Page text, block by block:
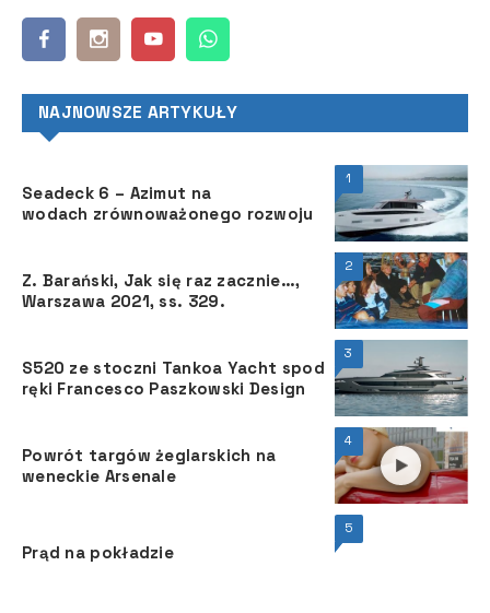
NAJNOWSZE ARTYKUŁY
1
Seadeck 6 – Azimut na
wodach zrównoważonego rozwoju
2
Z. Barański, Jak się raz zacznie…,
Warszawa 2021, ss. 329.
3
S520 ze stoczni Tankoa Yacht spod
ręki Francesco Paszkowski Design
4
Powrót targów żeglarskich na
weneckie Arsenale
5
Prąd na pokładzie